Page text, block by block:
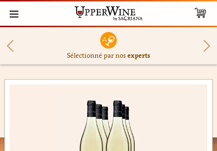
Sélectionné par nosexperts